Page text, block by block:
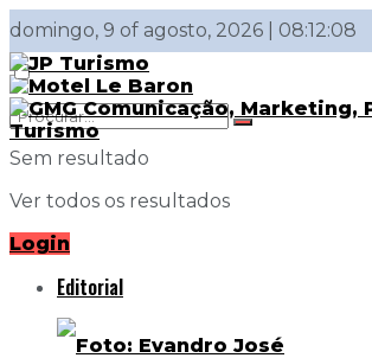
domingo, 9 of agosto, 2026 | 08:12:08
Sem resultado
Ver todos os resultados
Login
Editorial